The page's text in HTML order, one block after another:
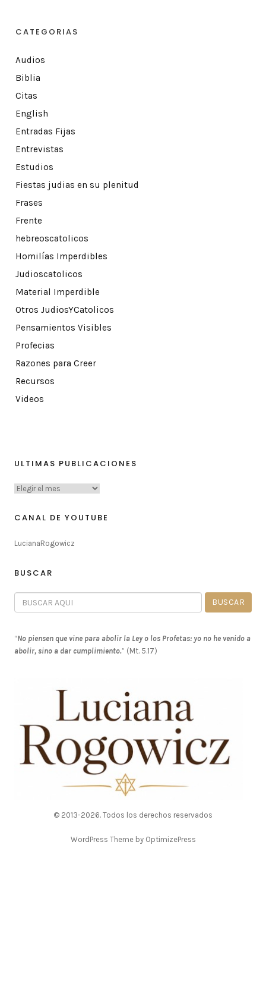
CATEGORIAS
Audios
Biblia
Citas
English
Entradas Fijas
Entrevistas
Estudios
Fiestas judias en su plenitud
Frases
Frente
hebreoscatolicos
Homilías Imperdibles
Judioscatolicos
Material Imperdible
Otros JudiosYCatolicos
Pensamientos Visibles
Profecias
Razones para Creer
Recursos
Videos
ULTIMAS PUBLICACIONES
CANAL DE YOUTUBE
LucianaRogowicz
BUSCAR
“No piensen que vine para abolir la Ley o los Profetas: yo no he venido a
abolir, sino a dar cumplimiento.” (Mt. 5.17)
© 2013-2026. Todos los derechos reservados
WordPress Theme by OptimizePress